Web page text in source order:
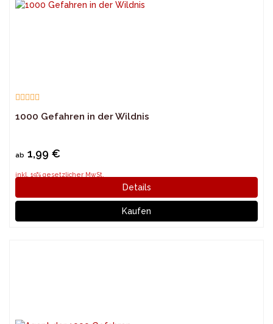
1000 Gefahren in der Wildnis
ab 1,99 €
inkl. 19% gesetzlicher MwSt.
Details
Kaufen